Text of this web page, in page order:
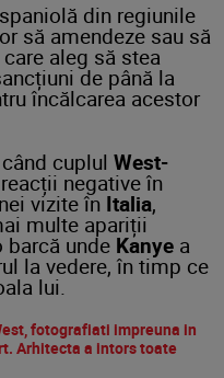
din regiunile
să amendeze sau să
aleg să stea
de până la
încălcarea acestor
cuplul West-
negative în
vizite în Italia,
multe apariții
barcă unde Kanye a
la vedere, în timp ce
lui.
fotografiati impreuna in
Arhitecta a intors toate